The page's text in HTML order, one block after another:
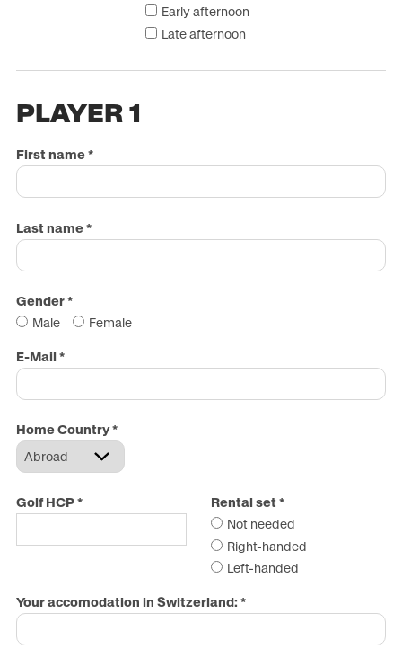
Early afternoon
Late afternoon
PLAYER 1
First name*
Last name*
Gender*
Male
Female
E-Mail*
Home Country*
Golf HCP* Rental set *
Not needed
Right-handed
Left-handed
Your accomodation in Switzerland: *